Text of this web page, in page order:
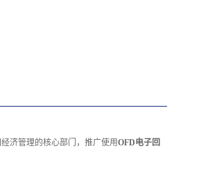
济管理的核心部门，推广使用OFD电子回